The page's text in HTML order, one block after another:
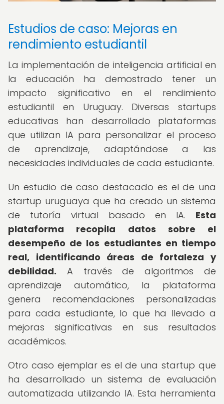
Estudios de caso: Mejoras en
rendimiento estudiantil
La implementación de inteligencia artificial en
la educación ha demostrado tener un
impacto significativo en el rendimiento
estudiantil en Uruguay. Diversas startups
educativas han desarrollado plataformas
que utilizan IA para personalizar el proceso
de aprendizaje, adaptándose a las
necesidades individuales de cada estudiante.
Un estudio de caso destacado es el de una
startup uruguaya que ha creado un sistema
de tutoría virtual basado en IA. Esta
plataforma recopila datos sobre el
desempeño de los estudiantes en tiempo
real, identificando áreas de fortaleza y
debilidad. A través de algoritmos de
aprendizaje automático, la plataforma
genera recomendaciones personalizadas
para cada estudiante, lo que ha llevado a
mejoras significativas en sus resultados
académicos.
Otro caso ejemplar es el de una startup que
ha desarrollado un sistema de evaluación
automatizada utilizando IA. Esta herramienta